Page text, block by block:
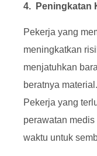
4. Peningkatan
Pekerja yang
meningkatkan
menjatuhkan
beratnya
Pekerja yang
perawatan
waktu untuk